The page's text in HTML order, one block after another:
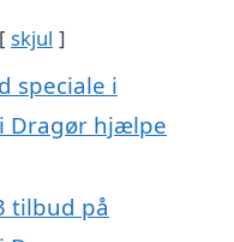
skjul
speciale i
Dragør hjælpe
tilbud på